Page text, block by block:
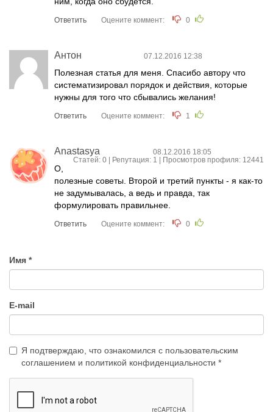
Ответить Оцените коммент: 0
Антон 07.12.2016 12:38
Полезная статья для меня. Спасибо автору что
систематизировал порядок и действия, которые
нужны для того что сбывались желания!
Ответить Оцените коммент: 1
Anastasya
08.12.2016 18:05
Статей: 0 | Репутация: 1 | Просмотров профиля: 12441
О,
полезные советы. Второй и третий пункты - я как-то
не задумывалась, а ведь и правда, так
формулировать правильнее.
Ответить Оцените коммент: 0
Имя
E-mail
Я подтверждаю, что ознакомился с пользовательским
соглашением и политикой конфиденциальности